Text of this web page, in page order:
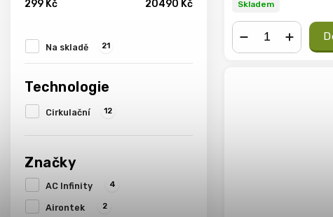
299 Kč 20490 Kč
Na skladě 21
Značky
AC Infinity 4
Airontek 2
Technologie
Cirkulační 12
Skladem